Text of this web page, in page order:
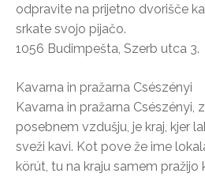
odpravite na prijetno dvorišče
srkate svojo pijačo.
1056 Budimpešta, Szerb utca 3.
Kavarna in pražarna Csészényi
Kavarna in pražarna Csészényi,
posebnem vzdušju, je kraj, kjer
sveži kavi. Kot pove že ime
körút, tu na kraju samem pražijo